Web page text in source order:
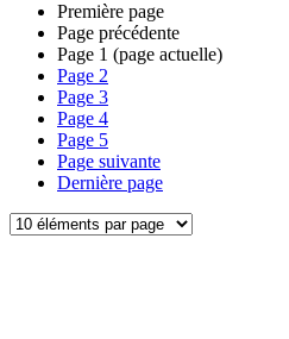
Première page
Page précédente
Page 1 (page actuelle)
Page 2
Page 3
Page 4
Page 5
Page suivante
Dernière page